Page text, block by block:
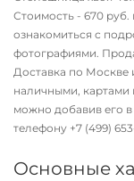
Стоимость - 670 руб.
ознакомиться с
фотографиями.
Доставка по Москве
наличными, картами
можно добавив его
телефону +7 (499)
Основные